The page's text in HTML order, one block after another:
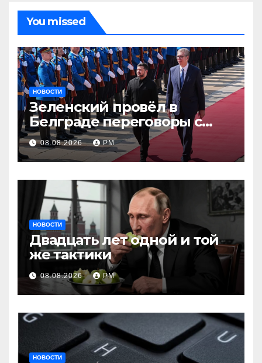
You missed
НОВОСТИ
Зеленский провёл в
Белграде переговоры с
Вучичем
08.08.2026 РМ
НОВОСТИ
Двадцать лет одной и той
же тактики
08.08.2026 РМ
НОВОСТИ